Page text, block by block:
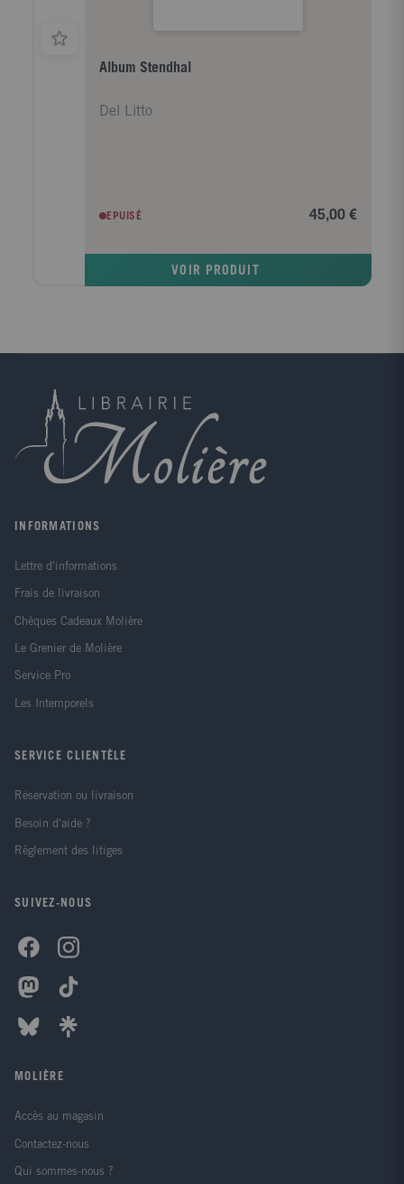
Album Stendhal
Del Litto
EPUISÉ 45,00 €
VOIR PRODUIT
INFORMATIONS
Lettre d'informations
Frais de livraison
Chèques Cadeaux Molière
Le Grenier de Molière
Service Pro
Les Intemporels
SERVICE CLIENTÈLE
Réservation ou livraison
Besoin d'aide ?
Règlement des litiges
SUIVEZ-NOUS
MOLIÈRE
Accès au magasin
Contactez-nous
Qui sommes-nous ?